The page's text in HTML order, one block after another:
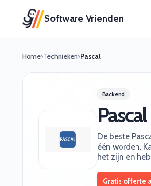
Software Vrienden
Home›Technieken›Pascal
Backend
De beste
één worden.
het zijn en
Gratis offerte